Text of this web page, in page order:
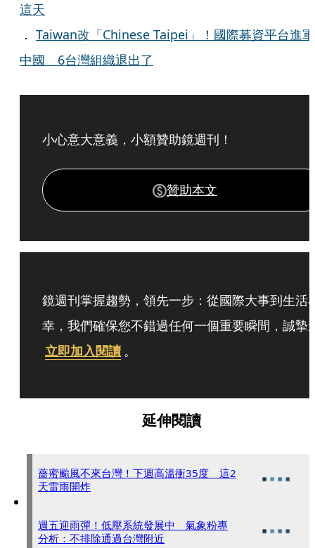
這天
． Taiwan改「Chinese Taipei」！國際募資平台進軍
中國 6台灣組織退出了
小心意大意義，小額贊助鏡週刊！
贊助本文
鏡週刊掌握趨勢，領先一步：從國際大事到生活
幸，我們確保您不錯過任何一個重要瞬間，誠摯
立即加入閱讀 。
延伸閱讀
薔蜜颱風不來台灣！下週高溫衝35度 這2
天雷雨開炸
週五迎雨彈！低壓系統發展中 氣象粉專
分析：不排除通過台灣附近